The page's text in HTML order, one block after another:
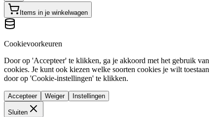
Items in je winkelwagen
Cookievoorkeuren
Door op 'Accepteer' te klikken, ga je akkoord met het gebruik van
cookies. Je kunt ook kiezen welke soorten cookies je wilt toestaan
door op 'Cookie-instellingen' te klikken.
Accepteer Weiger Instellingen
Sluiten